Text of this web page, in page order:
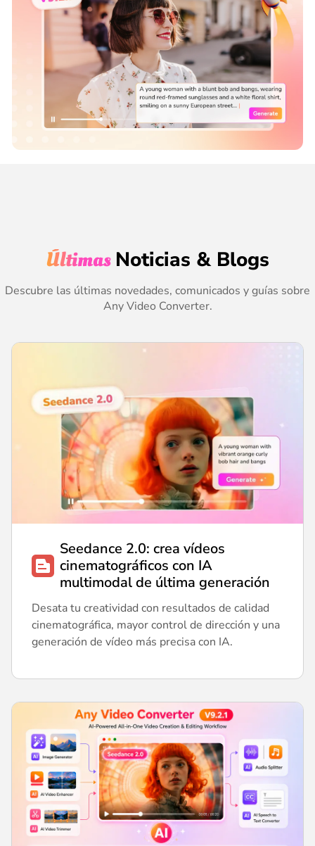
Últimas Noticias & Blogs
Descubre las últimas novedades, comunicados y guías sobre
Any Video Converter.
Seedance 2.0: crea vídeos
cinematográficos con IA
multimodal de última generación
Desata tu creatividad con resultados de calidad
cinematográfica, mayor control de dirección y una
generación de vídeo más precisa con IA.